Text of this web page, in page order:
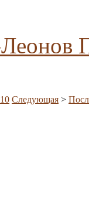
10 Следующая >